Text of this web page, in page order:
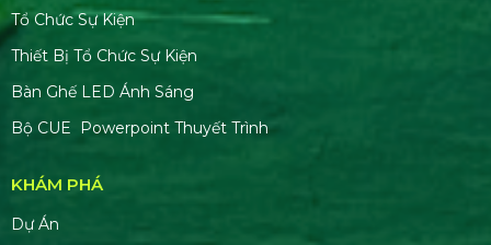
Tổ Chức Sự Kiện
Thiết Bị Tổ Chức Sự Kiện
Bàn Ghế LED Ánh Sáng
Bộ CUE Powerpoint Thuyết Trình
KHÁM PHÁ
Dự Án